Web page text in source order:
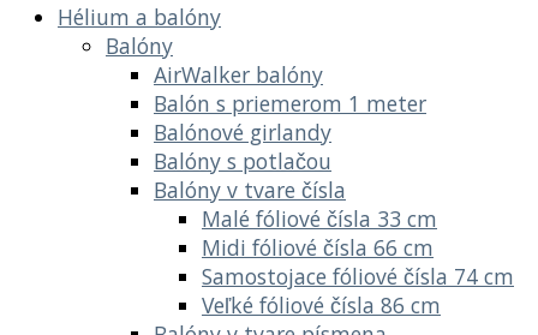
Hélium a balóny
Balóny
AirWalker balóny
Balón s priemerom 1 meter
Balónové girlandy
Balóny s potlačou
Balóny v tvare čísla
Malé fóliové čísla 33 cm
Midi fóliové čísla 66 cm
Samostojace fóliové čísla 74 cm
Veľké fóliové čísla 86 cm